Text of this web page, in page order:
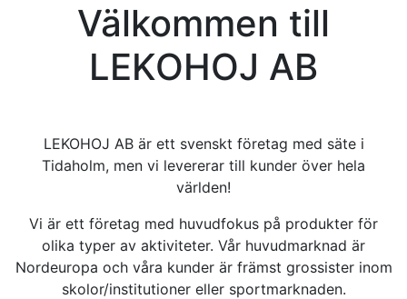
Välkommen till
LEKOHOJ AB
LEKOHOJ AB är ett svenskt företag med säte i
Tidaholm, men vi levererar till kunder över hela
världen!
Vi är ett företag med huvudfokus på produkter för
olika typer av aktiviteter. Vår huvudmarknad är
Nordeuropa och våra kunder är främst grossister inom
skolor/institutioner eller sportmarknaden.